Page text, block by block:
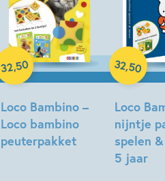
Loco Bambino –
Loco bambino
peuterpakket
32,50
Paperback
Loco
nijntje
spelen
5 jaar
32,50
Paperback